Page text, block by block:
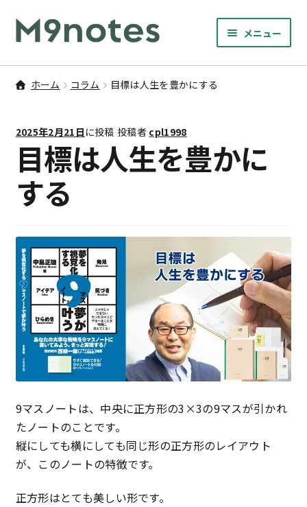
ナ
ビ
ゲ
ー
ン
へ
ス
キ
ッ
コ
ン
テ
ン
ス
キ
ッ
プ
メニュー
9マスノート
サ
開
研修
を
展
開
M9notesのこと
アカウント
ご利用案内
特定商取引法に基づく表記
プライバシーポリシー
ホーム コラム 目標は人生を豊かにする
2025年2月21日 に投稿 投稿者 cpl1998
目標は人生を豊かに
する
9マスノートは、中央に正方形の3×3の9マスが引かれ
たノートのことです。
縦にしても横にしても同じ形の正方形のレイアウト
が、このノートの特徴です。
正方形はとても美しい形です。